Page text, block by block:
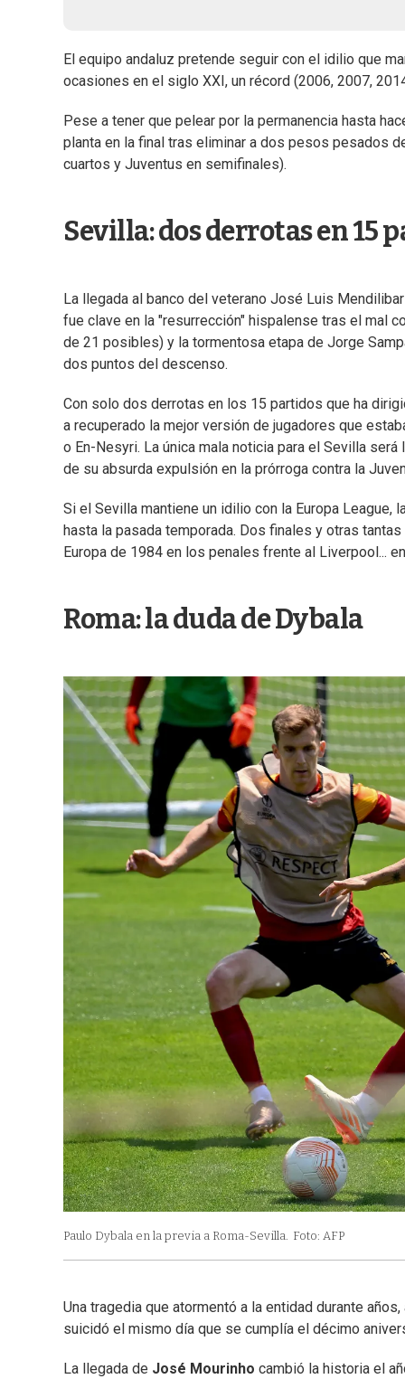
El equipo andaluz pretende seguir con el idilio que
ocasiones en el siglo XXI, un récord (2006, 2007,
Pese a tener que pelear por la permanencia hasta
planta en la final tras eliminar a dos pesos pesados
cuartos y Juventus en semifinales).
Sevilla: dos derrotas en 15
La llegada al banco del veterano José Luis
fue clave en la "resurrección" hispalense tras el mal
de 21 posibles) y la tormentosa etapa de Jorge
dos puntos del descenso.
Con solo dos derrotas en los 15 partidos que ha
a recuperado la mejor versión de jugadores que
o En-Nesyri. La única mala noticia para el Sevilla
de su absurda expulsión en la prórroga contra la
Si el Sevilla mantiene un idilio con la Europa League,
hasta la pasada temporada. Dos finales y otras
Europa de 1984 en los penales frente al Liverpool...
Roma: la duda de Dybala
Paulo Dybala en la previa a Roma-Sevilla. Foto: AFP
Una tragedia que atormentó a la entidad durante
suicidó el mismo día que se cumplía el décimo
La llegada de José Mourinho cambió la historia el